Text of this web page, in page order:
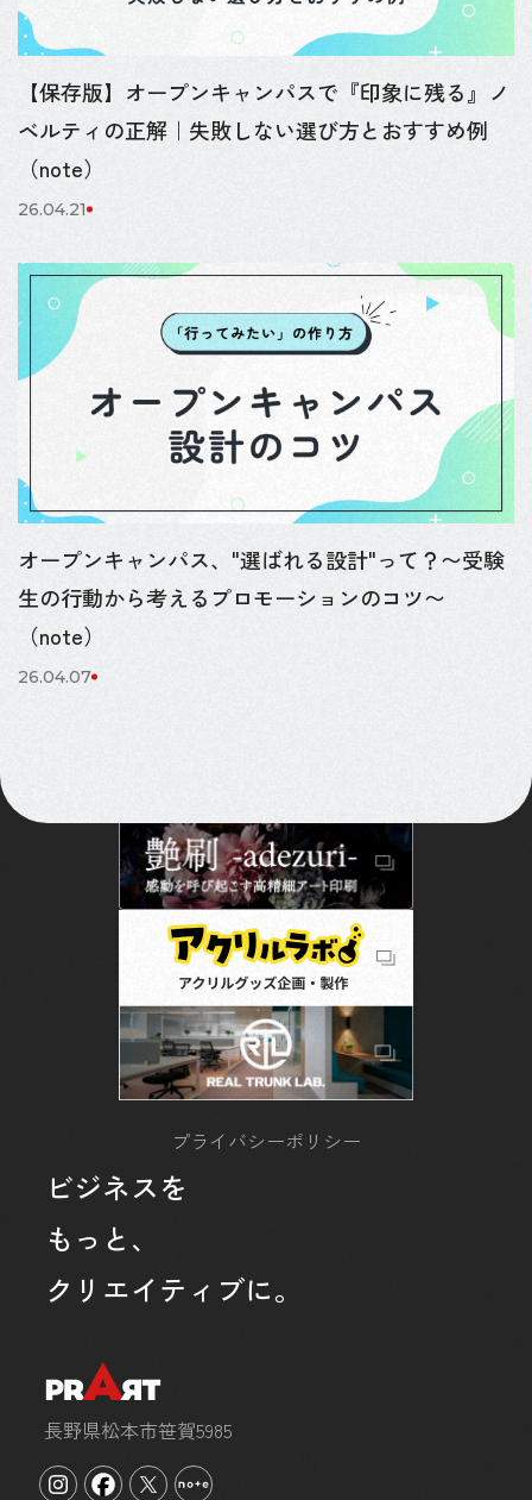
【保存版】オープンキャンパスで『印象に残る』ノ
ベルティの正解｜失敗しない選び方とおすすめ例
（note）
26.04.21
オープンキャンパス、"選ばれる設計"って？〜受験
生の行動から考えるプロモーションのコツ〜
（note）
26.04.07
ビジネスを
もっと、
クリエイティブに。
長野県松本市笹賀5985
CONTACT US
プライバシーポリシー